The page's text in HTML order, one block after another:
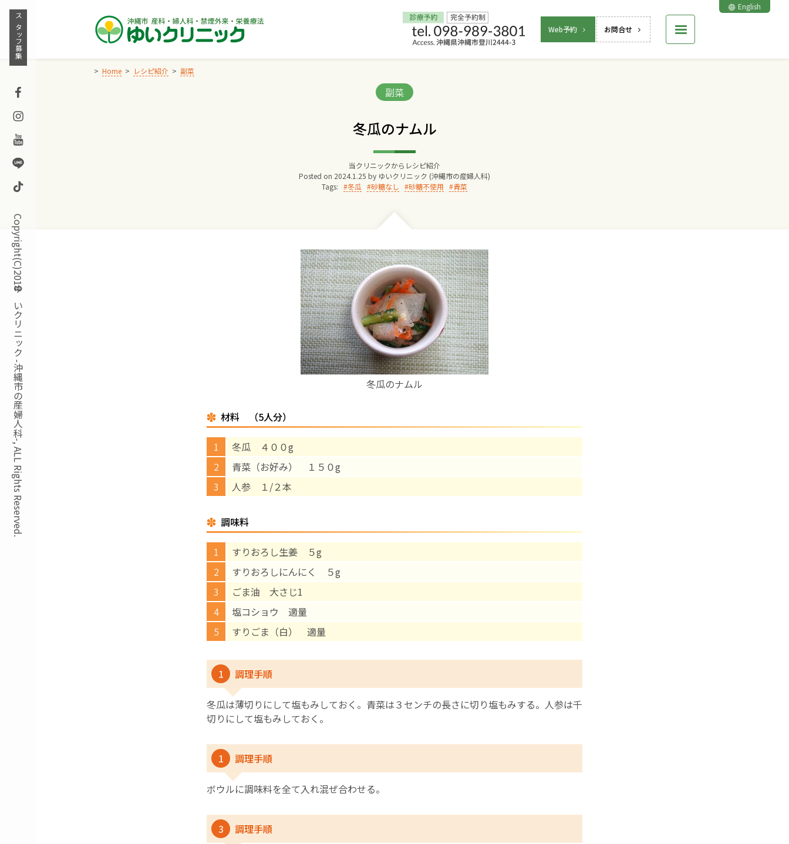
Skip
content
Web予約 お問合せ
English
スタッフ募集
Facebook
Instagram
Youtube
Line
TikTok
Copyright(C)2018ゆいクリニック -沖縄市の産婦人科-, ALL Rights Reserved.
Home レシピ紹介 副菜
Categories:
副菜
冬瓜のナムル
当クリニックからレシピ紹介
Posted on 2024.1.25 by ゆいクリニック (沖縄市の産婦人科)
Tags:
冬瓜 砂糖なし 砂糖不使用 青菜
冬瓜のナムル
材料 （5人分）
冬瓜 ４００g
青菜（お好み） １５０g
人参 １/２本
調味料
すりおろし生姜 ５g
すりおろしにんにく ５g
ごま油 大さじ1
塩コショウ 適量
すりごま（白） 適量
1 調理手順
冬瓜は薄切りにして塩もみしておく。青菜は３センチの長さに切り塩もみする。人参は千
切りにして塩もみしておく。
1 調理手順
ボウルに調味料を全て入れ混ぜ合わせる。
3 調理手順
Home
院長からのごあいさつ
ゆいクリニックの経営理念
診療料金
妊婦健診
お産について
親と子の結びつき支援
母乳育児
予防接種
‘さんルーム’ でさまざまな講座・クラス